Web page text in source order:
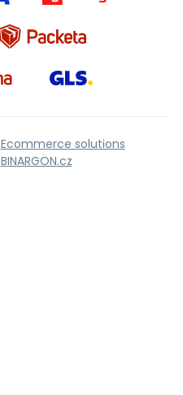
Ecommerce solutions
BINARGON.cz